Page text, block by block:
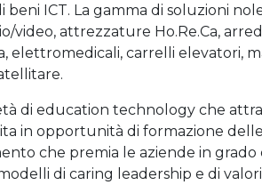
beni ICT. La gamma di soluzioni
video, attrezzature Ho.Re.Ca,
elettromedicali, carrelli elevatori,
di education technology che
in opportunità di formazione
che premia le aziende in grado
di caring leadership e di